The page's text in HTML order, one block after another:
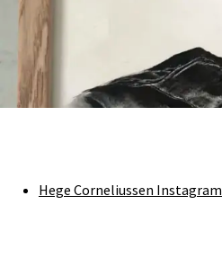
Hege Corneliussen Instagram